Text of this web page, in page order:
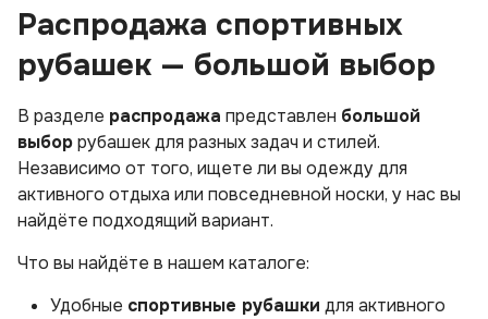
Распродажа спортивных
рубашек — большой выбор
В разделе распродажа представлен большой
выборрубашек для разных задач и стилей.
Независимо от того, ищете ли вы одежду для
активного отдыха или повседневной носки, у нас вы
найдёте подходящий вариант.
Что вы найдёте в нашем каталоге:
Удобные спортивные рубашки для активного